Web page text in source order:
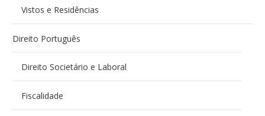
Vistos e Residências
Direito Português
Direito Societário e Laboral
Fiscalidade